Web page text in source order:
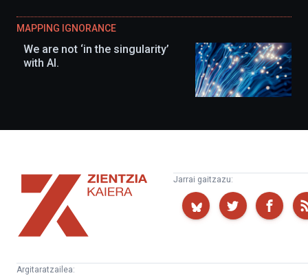
MAPPING IGNORANCE
We are not ‘in the singularity’
with AI.
Zientzia
Kaiera
Jarrai gaitzazu:
Argitaratzailea: